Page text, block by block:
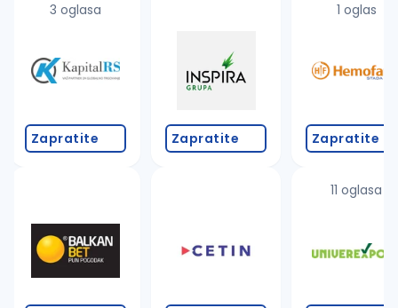
3 oglasa
Zapratite Zapratite
1 oglas
Zapratite
11 oglasa